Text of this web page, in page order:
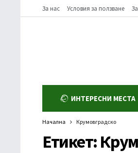
За нас Условия за ползване
ИНТЕРЕСНИ МЕСТА
Начална Крумовградско
Етикет: